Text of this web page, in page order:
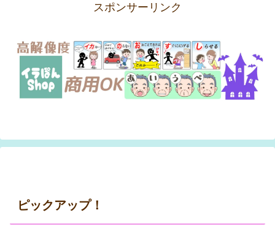
スポンサーリンク
ピックアップ！